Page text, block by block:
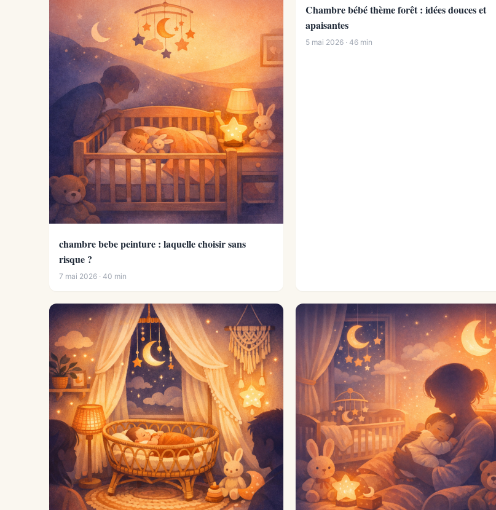
chambre bebe peinture : laquelle choisir sans
risque ?
7 mai 2026 · 40 min
Chambre bébé thème forêt : idées douces et
apaisantes
5 mai 2026 · 46 min